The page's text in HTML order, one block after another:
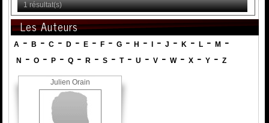
1 résultat(s)
Les Auteurs
A - B - C- D- E- F- G- H - - J - K - L- M-
N -O -P -Q -R -S -T-U -V -W-X -Y -Z
Julien Orain